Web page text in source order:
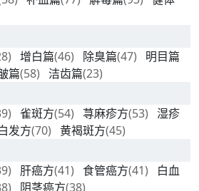
增白篇(46) 除臭篇(47)
明目篇
篇(58) 洁齿篇(23)
雀斑方(54) 荨麻疹方(53)
湿疹
发方(70) 黄褐斑方(45)
肝癌方(41) 食管癌方(41)
白血
阴茎癌方(38)